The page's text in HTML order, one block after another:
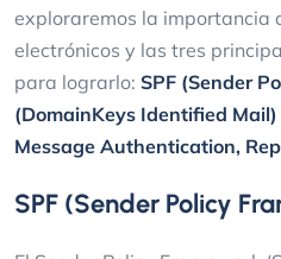
exploraremos la importancia
electrónicos y las tres
para lograrlo: SPF (Sender
(DomainKeys Identified
Message Authentication,
SPF (Sender Policy